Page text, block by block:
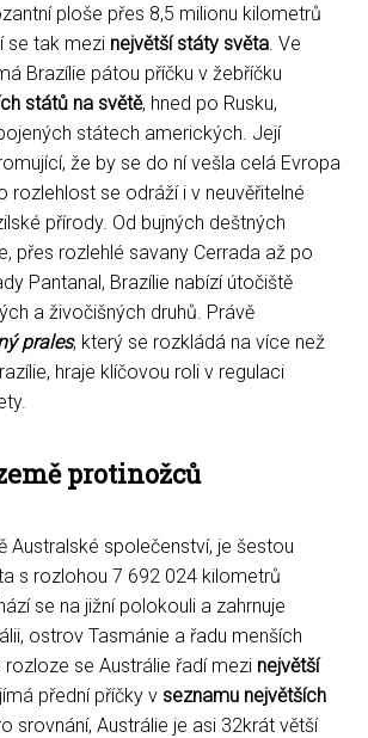
ploše přes 8,5 milionu kilometrů
se tak mezi největší státy světa . Ve
Brazílie pátou příčku v žebříčku
států na světě, hned po Rusku,
státech amerických. Její
že by se do ní vešla celá Evropa
rozlehlost se odráží i v neuvěřitelné
přírody. Od bujných deštných
přes rozlehlé savany Cerrada až po
Pantanal, Brazílie nabízí útočiště
a živočišných druhů. Právě
prales, který se rozkládá na více než
hraje klíčovou roli v regulaci
protinožců
Australské společenství, je šestou
s rozlohou 7 692 024 kilometrů
se na jižní polokouli a zahrnuje
ostrov Tasmánie a řadu menších
se Austrálie řadí mezi největší
přední příčky v seznamu největších
srovnání, Austrálie je asi 32krát větší